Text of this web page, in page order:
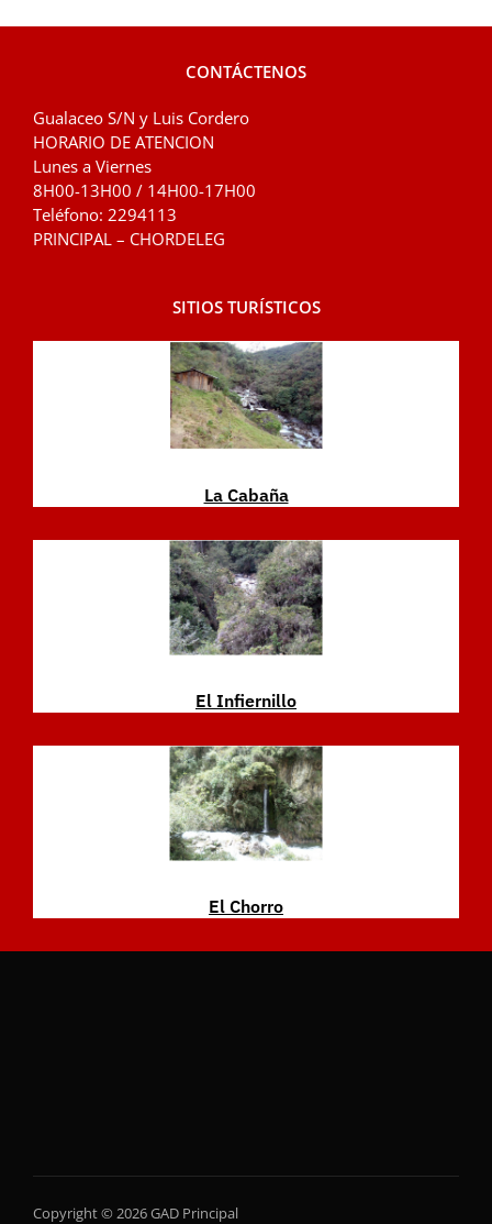
CONTÁCTENOS
Gualaceo S/N y Luis Cordero
HORARIO DE ATENCION
Lunes a Viernes
8H00-13H00 / 14H00-17H00
Teléfono: 2294113
PRINCIPAL – CHORDELEG
SITIOS TURÍSTICOS
La Cabaña
El Infiernillo
El Chorro
Copyright © 2026 GAD Principal